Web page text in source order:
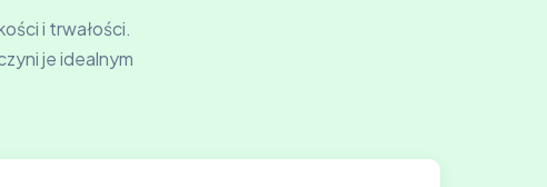
i trwałości.
je idealnym